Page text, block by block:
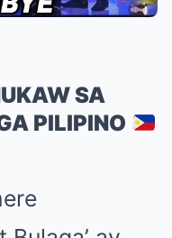
SA
PILIPINO